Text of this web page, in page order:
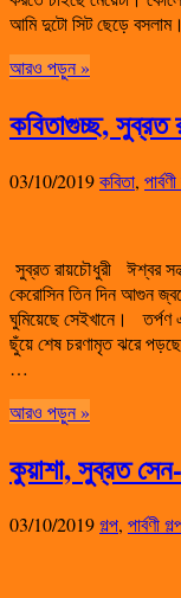
আমি দুটো সিট ছেড়ে
আরও পড়ুন »
কবিতাগুচ্ছ, সুব্রত
03/10/2019কবিতা,
সুব্রত রায়চৌধুরী ঈশ্বর
কেরোসিন তিন দিন আগুন
ঘুমিয়েছে সেইখানে। তর্পণ
ছুঁয়ে শেষ চরণামৃত ঝরে
…
আরও পড়ুন »
কুয়াশা, সুব্রত
03/10/2019গল্প, পার্বণী